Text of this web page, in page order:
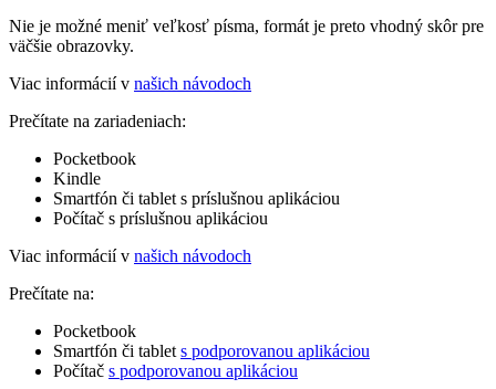
Nie je možné meniť veľkosť písma, formát je preto vhodný skôr pre
väčšie obrazovky.
Viac informácií v našich návodoch
Prečítate na zariadeniach:
Pocketbook
Kindle
Smartfón či tablet s príslušnou aplikáciou
Počítač s príslušnou aplikáciou
Viac informácií v našich návodoch
Prečítate na:
Pocketbook
Smartfón či tablet s podporovanou aplikáciou
Počítač s podporovanou aplikáciou